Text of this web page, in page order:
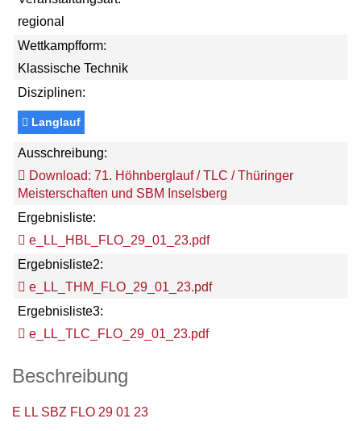
regional
Wettkampfform:
Klassische Technik
Disziplinen:
Langlauf
Ausschreibung:
Download: 71. Höhnberglauf / TLC / Thüringer
Meisterschaften und SBM Inselsberg
Ergebnisliste:
e_LL_HBL_FLO_29_01_23.pdf
Ergebnisliste2:
e_LL_THM_FLO_29_01_23.pdf
Ergebnisliste3:
e_LL_TLC_FLO_29_01_23.pdf
Beschreibung
E LL SBZ FLO 29 01 23